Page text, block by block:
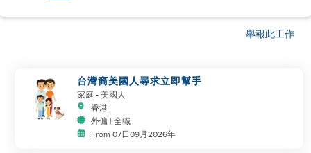
舉報此工作
台灣裔美國人尋求立即幫手
家庭 - 美國人
香港
外傭 | 全職
From 07日09月2026年